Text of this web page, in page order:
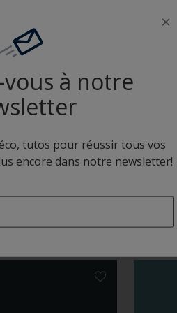
colorés
vous à notre
tutos pour réussir tous vos
encore dans notre newsletter!